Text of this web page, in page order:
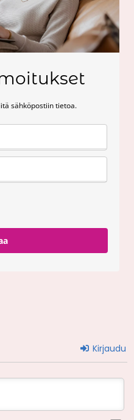
sähköpostiin tietoa.
Kirjaudu